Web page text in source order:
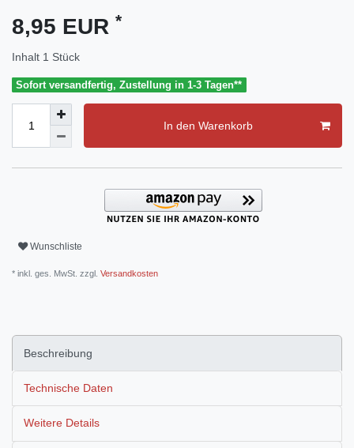
8,95 EUR *
Inhalt 1 Stück
Sofort versandfertig, Zustellung in 1-3 Tagen**
In den Warenkorb
Wunschliste
* inkl. ges. MwSt. zzgl. Versandkosten
Beschreibung
Technische Daten
Weitere Details